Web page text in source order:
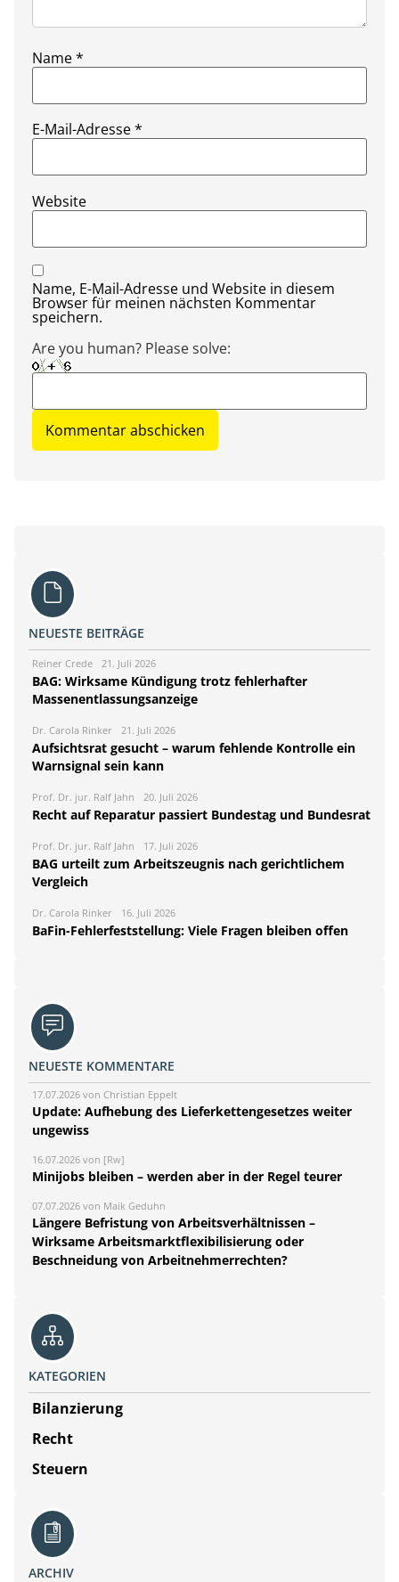
Name*
E-Mail-Adresse*
Website
Name, E-Mail-Adresse und Website in diesem
Browser für meinen nächsten Kommentar
speichern.
Are you human? Please solve:
NEUESTE BEITRÄGE
Reiner Crede 21. Juli 2026
BAG: Wirksame Kündigung trotz fehlerhafter
Massenentlassungsanzeige
Dr. Carola Rinker 21. Juli 2026
Aufsichtsrat gesucht – warum fehlende Kontrolle ein
Warnsignal sein kann
Prof. Dr. jur. Ralf Jahn 20. Juli 2026
Recht auf Reparatur passiert Bundestag und Bundesrat
Prof. Dr. jur. Ralf Jahn 17. Juli 2026
BAG urteilt zum Arbeitszeugnis nach gerichtlichem
Vergleich
Dr. Carola Rinker 16. Juli 2026
BaFin-Fehlerfeststellung: Viele Fragen bleiben offen
NEUESTE KOMMENTARE
17.07.2026 von Christian Eppelt
Update: Aufhebung des Lieferkettengesetzes weiter
ungewiss
16.07.2026 von [Rw]
Minijobs bleiben – werden aber in der Regel teurer
07.07.2026 von Maik Geduhn
Längere Befristung von Arbeitsverhältnissen –
Wirksame Arbeitsmarktflexibilisierung oder
Beschneidung von Arbeitnehmerrechten?
KATEGORIEN
Bilanzierung
Recht
Steuern
ARCHIV